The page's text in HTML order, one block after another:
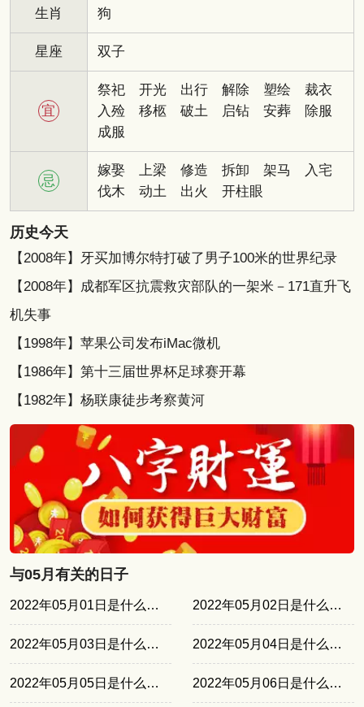
生肖 狗
星座 双子
宜
祭祀 开光 出行 解除 塑绘
裁衣
入殓
移柩 破土 启钻 安葬
除服
成服
忌
嫁娶 上梁 修造 拆卸 架马
入宅
伐木
动土 出火 开柱眼
历史今天
【2008年】牙买加博尔特打破了男子100米的世界纪录
【2008年】成都军区抗震救灾部队的一架米－171直升飞
机失事
【1998年】苹果公司发布iMac微机
【1986年】第十三届世界杯足球赛开幕
【1982年】杨联康徒步考察黄河
与05月有关的日子
2022年05月01日是什么日子 2022年05月02日是什么日子
2022年05月03日是什么日子 2022年05月04日是什么日子
2022年05月05日是什么日子 2022年05月06日是什么日子